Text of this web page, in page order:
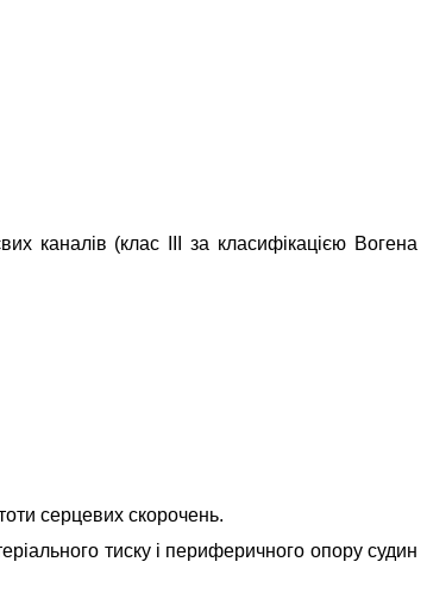
каналів (клас III за класифікацією Вогена
серцевих скорочень.
тиску і периферичного опору судин